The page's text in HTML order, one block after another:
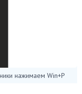
нажимаем Win+P